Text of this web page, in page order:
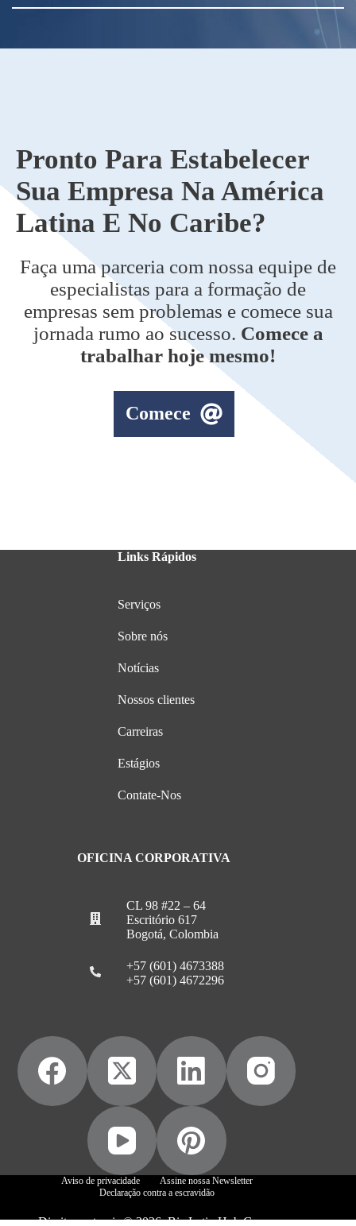
Pronto Para Estabelecer
Sua Empresa Na América
Latina E No Caribe?
Faça uma parceria com nossa equipe de
especialistas para a formação de
empresas sem problemas e comece sua
jornada rumo ao sucesso. Comece a
trabalhar hoje mesmo!
Comece
Links Rápidos
Serviços
Sobre nós
Notícias
Nossos clientes
Carreiras
Estágios
Contate-Nos
OFICINA CORPORATIVA
CL 98 #22 – 64
Escritório 617
Bogotá, Colombia
+57 (601) 4673388
+57 (601) 4672296
Aviso de privacidade
Assine nossa Newsletter
Declaração contra a escravidão
Direitos autorais © 2026, Biz Latin Hub Group